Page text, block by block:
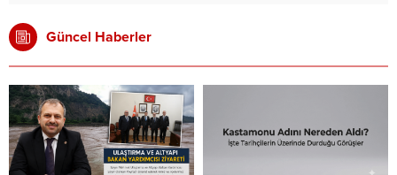
Güncel Haberler